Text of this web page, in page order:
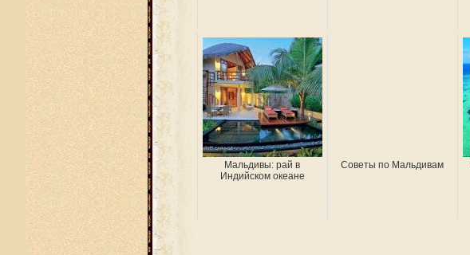
Мальдивы: рай в
Индийском океане
Советы по Мальдивам